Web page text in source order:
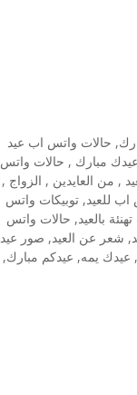
حالات واتس اب عيد
مبارك , حالات واتس
من العايدين , الزواج ,
اب للعيد, توبيكات واتس
بالعيد, حالات واتس
شعر عن العيد, صور عيد
عيدك يمه, عيدكم مبارك,